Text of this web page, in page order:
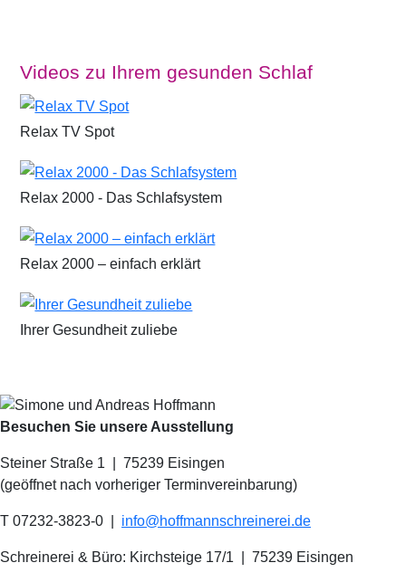
Videos zu Ihrem gesunden Schlaf
Relax TV Spot
Relax 2000 - Das Schlafsystem
Relax 2000 – einfach erklärt
Ihrer Gesundheit zuliebe
Besuchen Sie unsere Ausstellung
Steiner Straße 1 | 75239 Eisingen
(geöffnet nach vorheriger Terminvereinbarung)
T 07232-3823-0 info@hoffmannschreinerei.de
Schreinerei & Büro: Kirchsteige 17/1 75239 Eisingen